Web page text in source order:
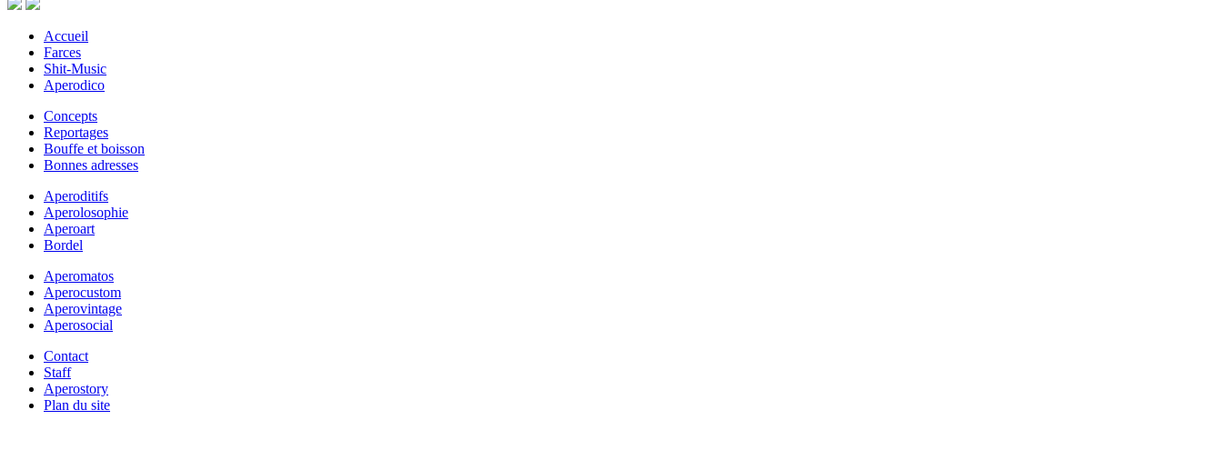
Accueil
Farces
Shit-Music
Aperodico
Concepts
Reportages
Bouffe et boisson
Bonnes adresses
Aperoditifs
Aperolosophie
Aperoart
Bordel
Aperomatos
Aperocustom
Aperovintage
Aperosocial
Contact
Staff
Aperostory
Plan du site